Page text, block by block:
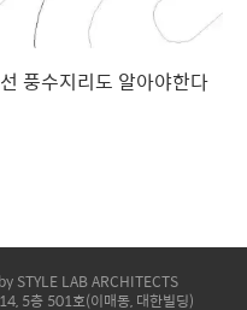
풍수지리도 알아야한다
STYLE LAB ARCHITECTS
5층 501호(이매동, 대한빌딩)